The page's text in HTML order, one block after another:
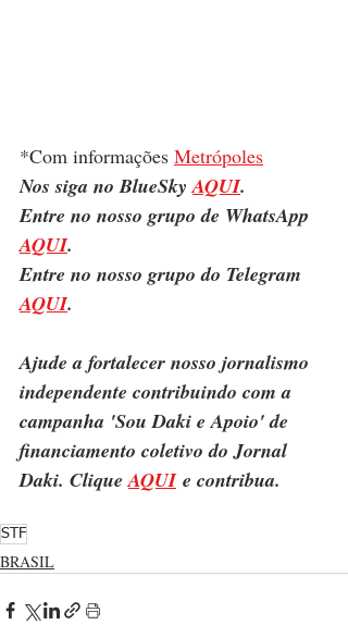
*Com informações Metrópoles
Nos siga no BlueSky AQUI.
Entre no nosso grupo de WhatsApp
AQUI.
Entre no nosso grupo do Telegram
AQUI.
Ajude a fortalecer nosso jornalismo
independente contribuindo com a
campanha 'Sou Daki e Apoio' de
financiamento coletivo do Jornal
Daki. Clique AQUI e contribua.
STF
BRASIL